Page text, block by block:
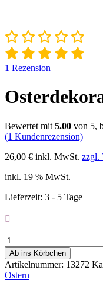
1 Rezension
Bewertet mit 5.00 von 5,
(1 Kundenrezension)
26,00 € inkl. MwSt. zzgl.
inkl. 19 % MwSt.
Lieferzeit: 3 - 5 Tage
Osterdekoration
Menge
Ab ins Körbchen
Artikelnummer: 13272
Ostern